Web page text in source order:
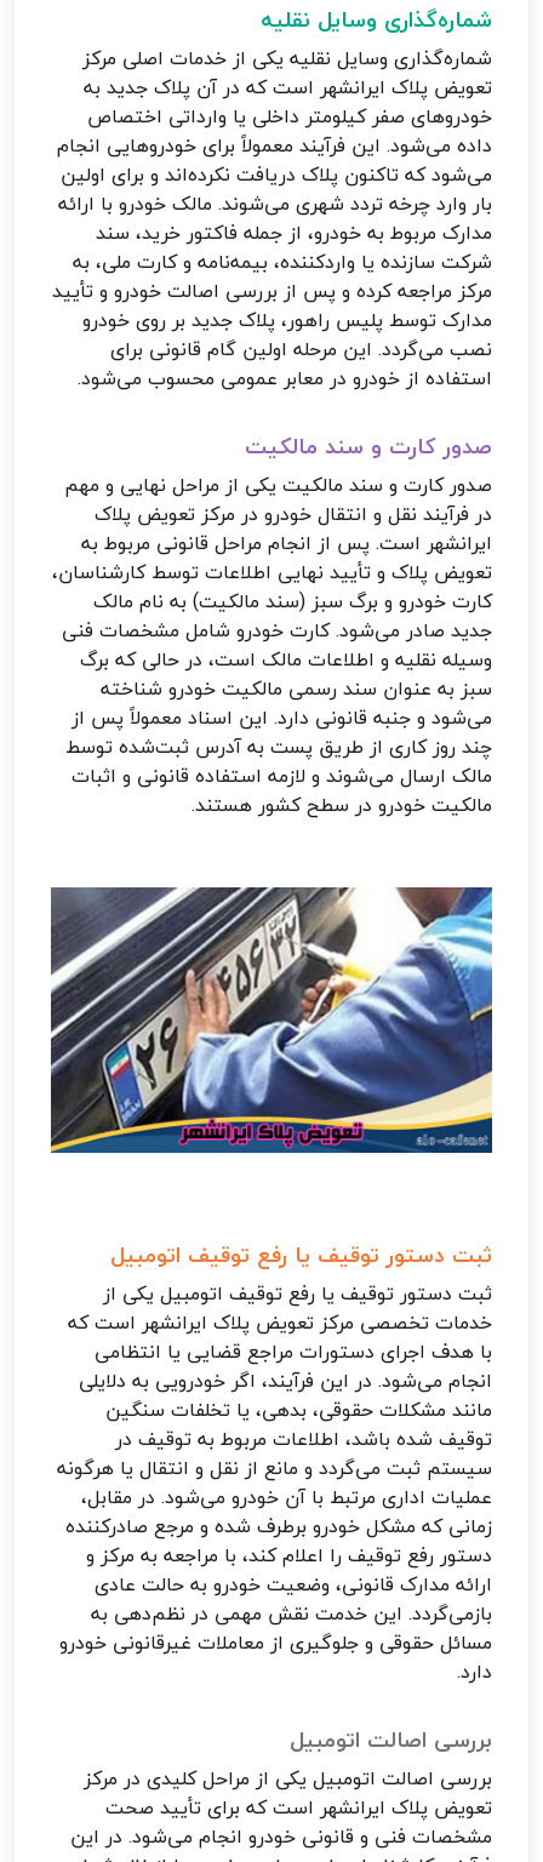
شماره‌گذاری وسایل نقلیه
شماره‌گذاری وسایل نقلیه یکی از خدمات اصلی مرکز
تعویض پلاک ایرانشهر است که در آن پلاک جدید به
خودروهای صفر کیلومتر داخلی یا وارداتی اختصاص
داده می‌شود. این فرآیند معمولاً برای خودروهایی انجام
می‌شود که تاکنون پلاک دریافت نکرده‌اند و برای اولین
بار وارد چرخه تردد شهری می‌شوند. مالک خودرو با ارائه
مدارک مربوط به خودرو، از جمله فاکتور خرید، سند
شرکت سازنده یا واردکننده، بیمه‌نامه و کارت ملی، به
مرکز مراجعه کرده و پس از بررسی اصالت خودرو و تأیید
مدارک توسط پلیس راهور، پلاک جدید بر روی خودرو
نصب می‌گردد. این مرحله اولین گام قانونی برای
استفاده از خودرو در معابر عمومی محسوب می‌شود.
صدور کارت و سند مالکیت
صدور کارت و سند مالکیت یکی از مراحل نهایی و مهم
در فرآیند نقل و انتقال خودرو در مرکز تعویض پلاک
ایرانشهر است. پس از انجام مراحل قانونی مربوط به
تعویض پلاک و تأیید نهایی اطلاعات توسط کارشناسان،
کارت خودرو و برگ سبز (سند مالکیت) به نام مالک
جدید صادر می‌شود. کارت خودرو شامل مشخصات فنی
وسیله نقلیه و اطلاعات مالک است، در حالی که برگ
سبز به عنوان سند رسمی مالکیت خودرو شناخته
می‌شود و جنبه قانونی دارد. این اسناد معمولاً پس از
چند روز کاری از طریق پست به آدرس ثبت‌شده توسط
مالک ارسال می‌شوند و لازمه استفاده قانونی و اثبات
مالکیت خودرو در سطح کشور هستند.
ثبت دستور توقیف یا رفع توقیف اتومبیل
ثبت دستور توقیف یا رفع توقیف اتومبیل یکی از
خدمات تخصصی مرکز تعویض پلاک ایرانشهر است که
با هدف اجرای دستورات مراجع قضایی یا انتظامی
انجام می‌شود. در این فرآیند، اگر خودرویی به دلایلی
مانند مشکلات حقوقی، بدهی، یا تخلفات سنگین
توقیف شده باشد، اطلاعات مربوط به توقیف در
سیستم ثبت می‌گردد و مانع از نقل و انتقال یا هرگونه
عملیات اداری مرتبط با آن خودرو می‌شود. در مقابل،
زمانی که مشکل خودرو برطرف شده و مرجع صادرکننده
دستور رفع توقیف را اعلام کند، با مراجعه به مرکز و
ارائه مدارک قانونی، وضعیت خودرو به حالت عادی
بازمی‌گردد. این خدمت نقش مهمی در نظم‌دهی به
مسائل حقوقی و جلوگیری از معاملات غیرقانونی خودرو
دارد.
بررسی اصالت اتومبیل
بررسی اصالت اتومبیل یکی از مراحل کلیدی در مرکز
تعویض پلاک ایرانشهر است که برای تأیید صحت
مشخصات فنی و قانونی خودرو انجام می‌شود. در این